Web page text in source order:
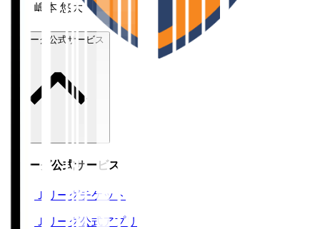
嶋本 悠大
Ｊリーグ公式サービス
Ｊリーグ公式サービス
Ｊリーグチケット
Ｊリーグ公式アプリ